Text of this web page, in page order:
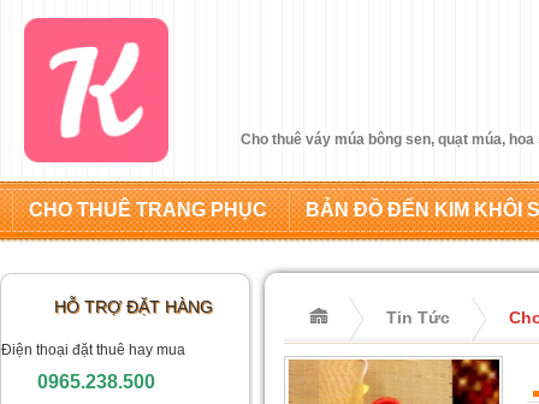
Cho thuê váy múa bông sen, quạt múa, hoa
CHO THUÊ TRANG PHỤC BẢN ĐỒ ĐẾN KIM KHÔI
HỖ TRỢ ĐẶT HÀNG
Điện thoại đặt thuê hay mua
0965.238.500
Tin Tức